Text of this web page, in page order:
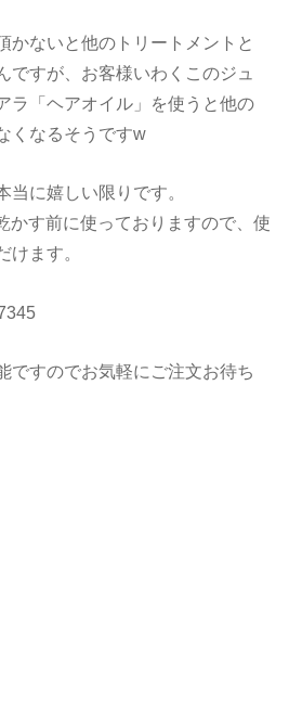
かないと他のトリートメントと
ですが、お客様いわくこのジュ
ラ「ヘアオイル」を使うと他の
くなるそうですw
当に嬉しい限りです。
かす前に使っておりますので、使
けます。
ですのでお気軽にご注文お待ち